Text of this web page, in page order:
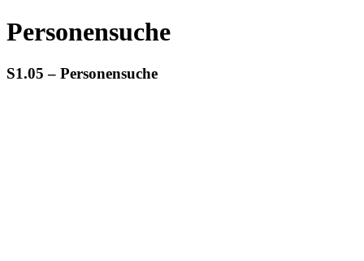
Personensuche
S1.05 – Personensuche